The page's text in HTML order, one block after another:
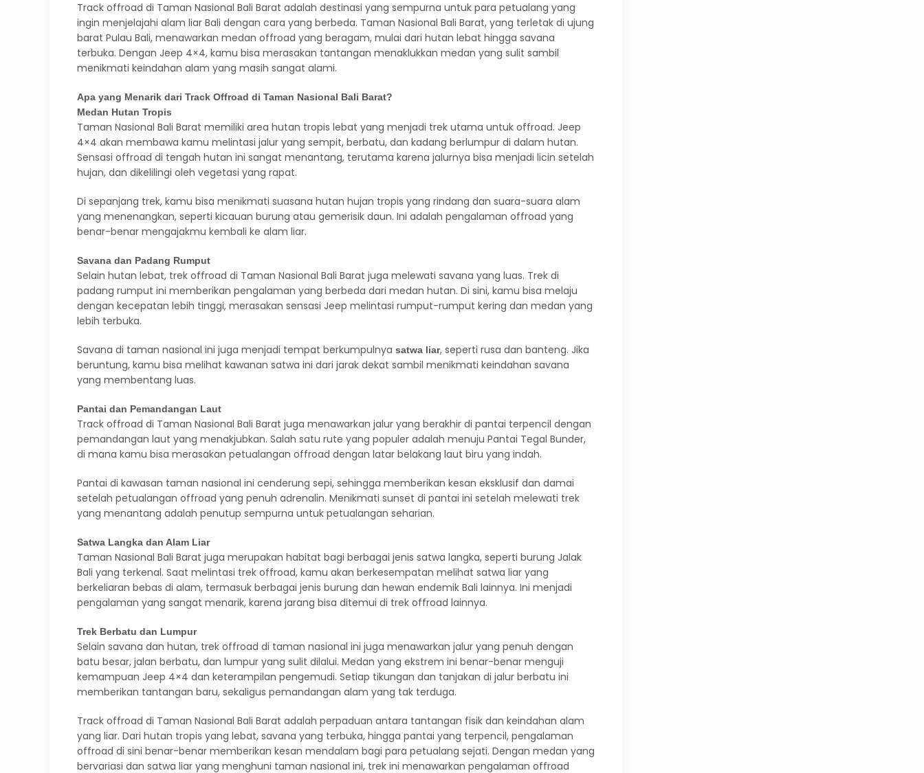
Track offroad di Taman Nasional Bali Barat adalah destinasi yang sempurna untuk para petualang yang
ingin menjelajahi alam liar Bali dengan cara yang berbeda. Taman Nasional Bali Barat, yang terletak di ujung
barat Pulau Bali, menawarkan medan offroad yang beragam, mulai dari hutan lebat hingga savana
terbuka. Dengan Jeep 4×4, kamu bisa merasakan tantangan menaklukkan medan yang sulit sambil
menikmati keindahan alam yang masih sangat alami.
Apa yang Menarik dari Track Offroad di Taman Nasional Bali Barat?
Medan Hutan Tropis
Taman Nasional Bali Barat memiliki area hutan tropis lebat yang menjadi trek utama untuk offroad. Jeep
4×4 akan membawa kamu melintasi jalur yang sempit, berbatu, dan kadang berlumpur di dalam hutan.
Sensasi offroad di tengah hutan ini sangat menantang, terutama karena jalurnya bisa menjadi licin setelah
hujan, dan dikelilingi oleh vegetasi yang rapat.
Di sepanjang trek, kamu bisa menikmati suasana hutan hujan tropis yang rindang dan suara-suara alam
yang menenangkan, seperti kicauan burung atau gemerisik daun. Ini adalah pengalaman offroad yang
benar-benar mengajakmu kembali ke alam liar.
Savana dan Padang Rumput
Selain hutan lebat, trek offroad di Taman Nasional Bali Barat juga melewati savana yang luas. Trek di
padang rumput ini memberikan pengalaman yang berbeda dari medan hutan. Di sini, kamu bisa melaju
dengan kecepatan lebih tinggi, merasakan sensasi Jeep melintasi rumput-rumput kering dan medan yang
lebih terbuka.
Savana di taman nasional ini juga menjadi tempat berkumpulnya satwa liar, seperti rusa dan banteng. Jika
beruntung, kamu bisa melihat kawanan satwa ini dari jarak dekat sambil menikmati keindahan savana
yang membentang luas.
Pantai dan Pemandangan Laut
Track offroad di Taman Nasional Bali Barat juga menawarkan jalur yang berakhir di pantai terpencil dengan
pemandangan laut yang menakjubkan. Salah satu rute yang populer adalah menuju Pantai Tegal Bunder,
di mana kamu bisa merasakan petualangan offroad dengan latar belakang laut biru yang indah.
Pantai di kawasan taman nasional ini cenderung sepi, sehingga memberikan kesan eksklusif dan damai
setelah petualangan offroad yang penuh adrenalin. Menikmati sunset di pantai ini setelah melewati trek
yang menantang adalah penutup sempurna untuk petualangan seharian.
Satwa Langka dan Alam Liar
Taman Nasional Bali Barat juga merupakan habitat bagi berbagai jenis satwa langka, seperti burung Jalak
Bali yang terkenal. Saat melintasi trek offroad, kamu akan berkesempatan melihat satwa liar yang
berkeliaran bebas di alam, termasuk berbagai jenis burung dan hewan endemik Bali lainnya. Ini menjadi
pengalaman yang sangat menarik, karena jarang bisa ditemui di trek offroad lainnya.
Trek Berbatu dan Lumpur
Selain savana dan hutan, trek offroad di taman nasional ini juga menawarkan jalur yang penuh dengan
batu besar, jalan berbatu, dan lumpur yang sulit dilalui. Medan yang ekstrem ini benar-benar menguji
kemampuan Jeep 4×4 dan keterampilan pengemudi. Setiap tikungan dan tanjakan di jalur berbatu ini
memberikan tantangan baru, sekaligus pemandangan alam yang tak terduga.
Track offroad di Taman Nasional Bali Barat adalah perpaduan antara tantangan fisik dan keindahan alam
yang liar. Dari hutan tropis yang lebat, savana yang terbuka, hingga pantai yang terpencil, pengalaman
offroad di sini benar-benar memberikan kesan mendalam bagi para petualang sejati. Dengan medan yang
bervariasi dan satwa liar yang menghuni taman nasional ini, trek ini menawarkan pengalaman offroad